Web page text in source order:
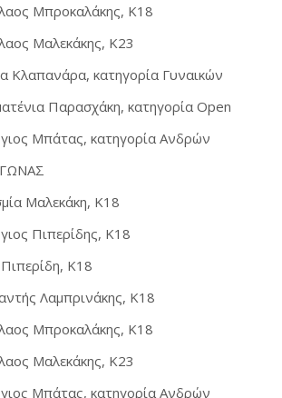
Μπροκαλάκης, Κ18
Μαλεκάκης, Κ23
Κλαπανάρα, κατηγορία Γυναικών
Παρασχάκη, κατηγορία Open
Μπάτας, κατηγορία Ανδρών
Μαλεκάκη, Κ18
Πιπερίδης, Κ18
Κ18
Λαμπρινάκης, Κ18
Μπροκαλάκης, Κ18
Μαλεκάκης, Κ23
Μπάτας, κατηγορία Ανδρών